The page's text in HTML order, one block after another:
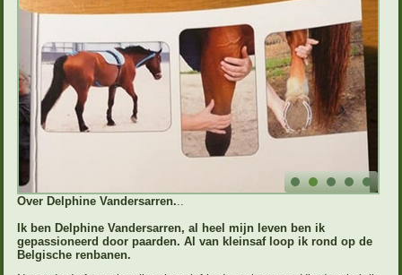
Over Delphine Vandersarren.
Ik ben Delphine Vandersarren, al heel mijn leven ben ik
gepassioneerd door paarden. Al van kleinsaf loop ik rond op de
Belgische renbanen.